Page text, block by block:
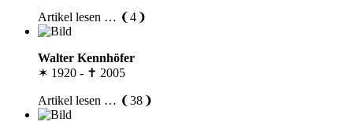
Artikel lesen … ❨4❩
Walter Kennhöfer
✶ 1920 - ✝ 2005
Artikel lesen … ❨38❩